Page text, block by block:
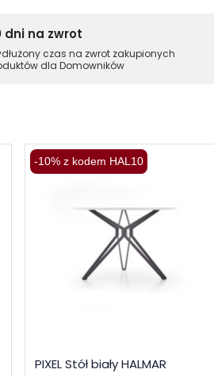
dni na zwrot
czas na zwrot zakupionych
dla Domowników
-10% z kodem HAL10
PIXEL Stół biały HALMAR